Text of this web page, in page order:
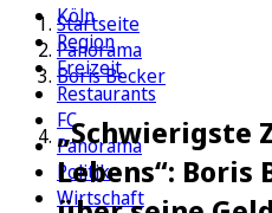
Köln
Region
Freizeit
Restaurants
FC
Panorama
Politik
Wirtschaft
Startseite
Panorama
Boris Becker
„Schwierigste
Lebens“: Boris